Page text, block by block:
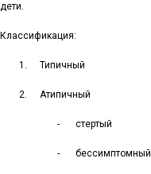
дети.
Классификация:
1. Типичный
2. Атипичный
- стертый
- бессимптомный